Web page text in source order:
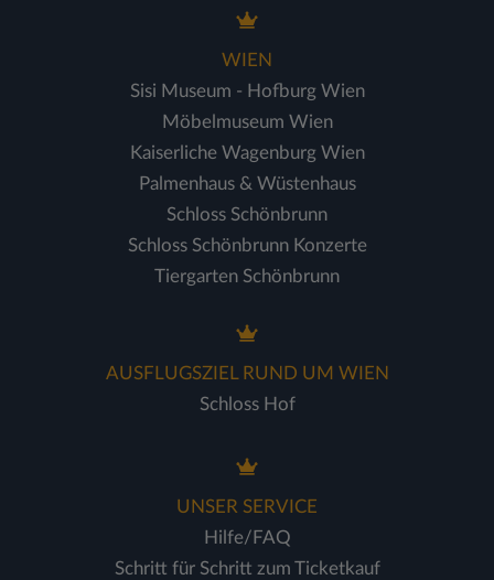
WIEN
Sisi Museum - Hofburg Wien
Möbelmuseum Wien
Kaiserliche Wagenburg Wien
Palmenhaus & Wüstenhaus
Schloss Schönbrunn
Schloss Schönbrunn Konzerte
Tiergarten Schönbrunn
AUSFLUGSZIEL RUND UM WIEN
Schloss Hof
UNSER SERVICE
Hilfe/FAQ
Schritt für Schritt zum Ticketkauf